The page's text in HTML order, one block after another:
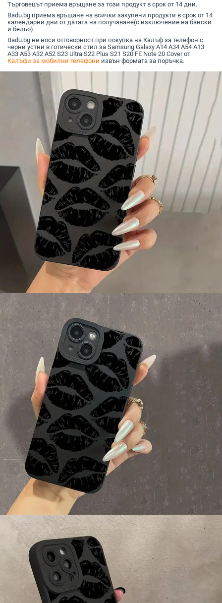
Търговецът приема връщане за този продукт в срок от 14 дни.
Badu.bg приема връщане на всички закупени продукти в срок от 14
календарни дни от датата на получаване(с изключение на бански
и бельо).
Badu.bg не носи отговорност при покупка на Калъф за телефон с
черни устни в готически стил за Samsung Galaxy A14 A34 A54 A13
A33 A53 A32 A52 S23 Ultra S22 Plus S21 S20 FE Note 20 Cover от
Калъфи за мобилни телефони извън формата за поръчка.